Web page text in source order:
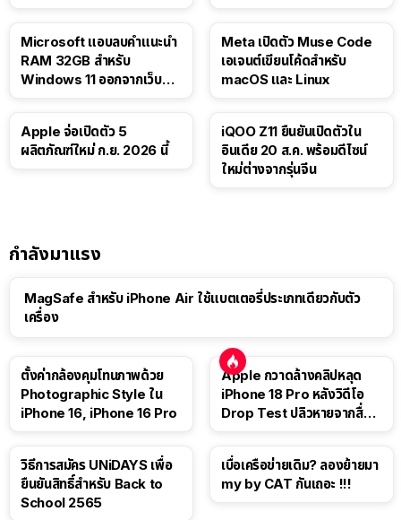
Microsoft แอบลบคำแนะนำ
RAM 32GB สำหรับ
Windows 11 ออกจากเว็บตัว
Meta เปิดตัว Muse Code
เอเจนต์เขียนโค้ดสำหรับ
macOS และ Linux
Apple จ่อเปิดตัว 5
ผลิตภัณฑ์ใหม่ ก.ย. 2026 นี้
iQOO Z11 ยืนยันเปิดตัวใน
อินเดีย 20 ส.ค. พร้อมดีไซน์
ใหม่ต่างจากรุ่นจีน
กำลังมาแรง
MagSafe สำหรับ iPhone Air ใช้แบตเตอรี่ประเภทเดียวกับตัว
เครื่อง
ตั้งค่ากล้องคุมโทนภาพด้วย
Photographic Style ใน
iPhone 16, iPhone 16 Pro
Apple กวาดล้างคลิปหลุด
iPhone 18 Pro หลังวิดีโอ
Drop Test ปลิวหายจากสื่อ
วิธีการสมัคร UNiDAYS เพื่อ
ยืนยันสิทธิ์สำหรับ Back to
School 2565
เบื่อเครือข่ายเดิม? ลองย้ายมา
my by CAT กันเถอะ !!!